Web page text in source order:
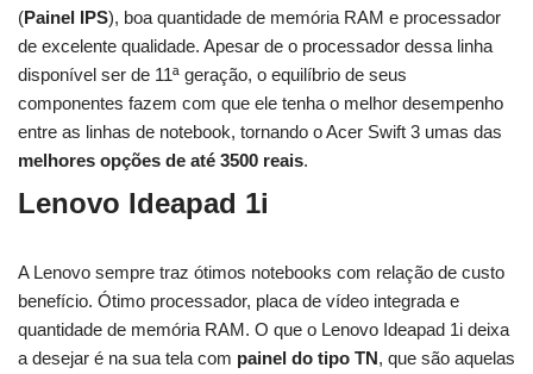
(Painel IPS), boa quantidade de memória RAM e processador
de excelente qualidade. Apesar de o processador dessa linha
disponível ser de 11ª geração, o equilíbrio de seus
componentes fazem com que ele tenha o melhor desempenho
entre as linhas de notebook, tornando o Acer Swift 3 umas das
melhores opções de até 3500 reais.
Lenovo Ideapad 1i
A Lenovo sempre traz ótimos notebooks com relação de custo
benefício. Ótimo processador, placa de vídeo integrada e
quantidade de memória RAM. O que o Lenovo Ideapad 1i deixa
a desejar é na sua tela com painel do tipo TN, que são aquelas